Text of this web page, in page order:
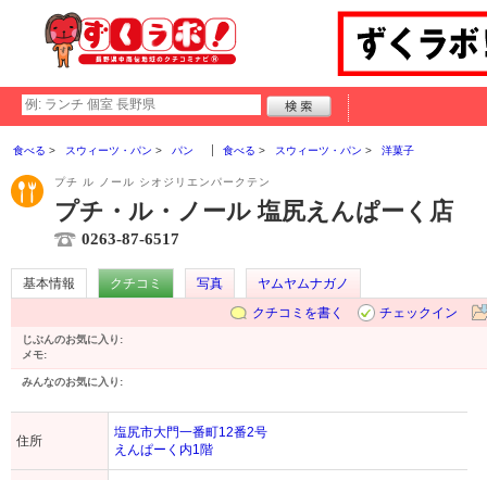
食べる スウィーツ・パン パン 食べる スウィーツ・パン 洋菓子
プチ ル ノール シオジリエンパークテン
プチ・ル・ノール 塩尻えんぱーく店
0263-87-6517
基本情報 クチコミ 写真
ヤムヤムナガノ
クチコミを書く
チェックイン
じぶんのお気に入り:
メモ:
みんなのお気に入り:
住所
塩尻市大門一番町12番2号
えんぱーく内1階